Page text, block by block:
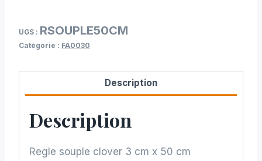
UGS : RSOUPLE50CM
Catégorie : FA0030
Description
Description
Regle souple clover 3 cm x 50 cm